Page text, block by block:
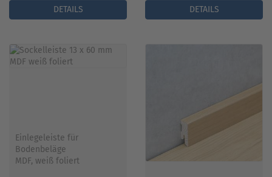
DETAILS DETAILS
Einlegeleiste für
Bodenbeläge
MDF, weiß foliert